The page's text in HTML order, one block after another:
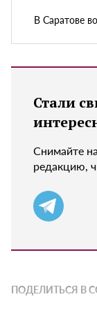
В Саратове
Стали
Снимайте
редакцию,
ПОДЕЛИТЬСЯ В